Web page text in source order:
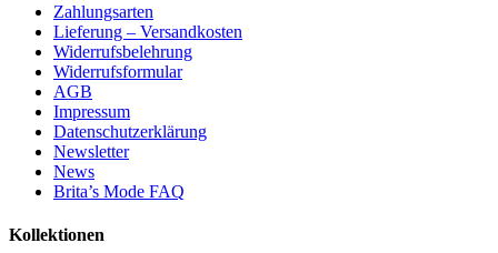
Zahlungsarten
Lieferung – Versandkosten
Widerrufsbelehrung
Widerrufsformular
AGB
Impressum
Datenschutzerklärung
Newsletter
News
Brita’s Mode FAQ
Kollektionen